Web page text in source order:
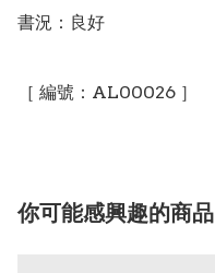
書況：良好
［ 編號：AL00026 ］
你可能感興趣的商品